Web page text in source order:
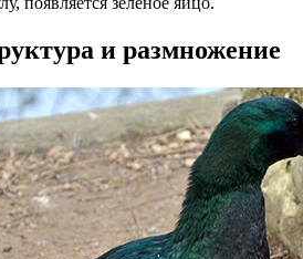
и размножение